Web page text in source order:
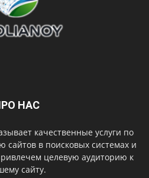
НАС
качественные услуги по
в поисковых системах и
целевую аудиторию к
сайту.